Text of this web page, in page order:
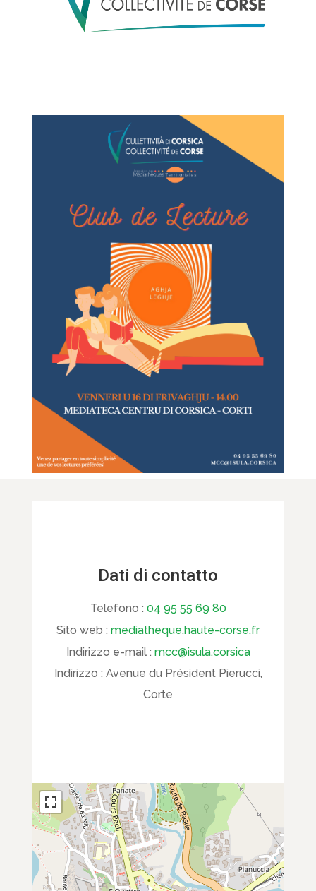
Dati di contatto
Telefono : 04 95 55 69 80
Sito web : mediatheque.haute-corse.fr
Indirizzo e-mail : mcc@isula.corsica
Indirizzo : Avenue du Président Pierucci,
Corte